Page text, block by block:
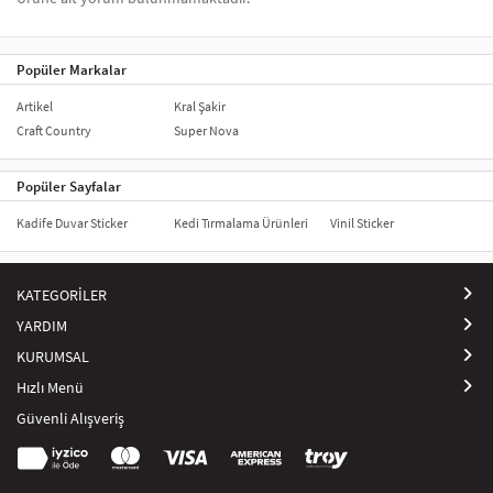
Popüler Markalar
Artikel
Craft Country
Kral Şakir
Super Nova
Popüler Sayfalar
Kadife Duvar Sticker Kedi Tırmalama Ürünleri Vinil Sticker
KATEGORİLER
YARDIM
KURUMSAL
Hızlı Menü
Güvenli Alışveriş